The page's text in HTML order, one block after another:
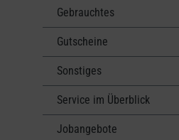
Gebrauchtes
Gutscheine
Sonstiges
Service im Überblick
Jobangebote